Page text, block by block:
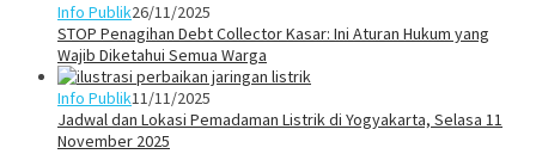
Info Publik26/11/2025
STOP Penagihan Debt Collector Kasar: Ini Aturan Hukum yang
Wajib Diketahui Semua Warga
Info Publik11/11/2025
Jadwal dan Lokasi Pemadaman Listrik di Yogyakarta, Selasa 11
November 2025